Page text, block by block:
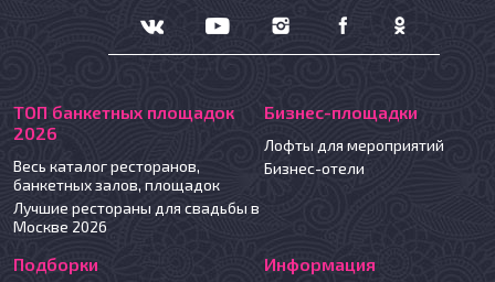
ТОП банкетных площадок
2026
Весь каталог ресторанов,
банкетных залов, площадок
Лучшие рестораны для свадьбы в
Москве 2026
Бизнес-площадки
Лофты для мероприятий
Бизнес-отели
Подборки Информация